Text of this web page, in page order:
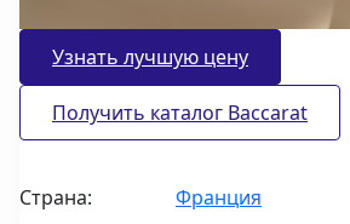
Узнать лучшую цену
Получить каталог Baccarat
Страна:
Франция